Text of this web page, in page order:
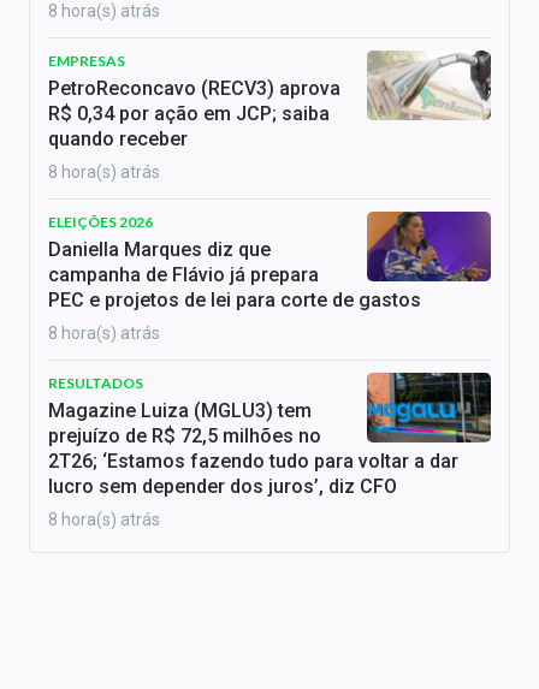
8 hora(s) atrás
EMPRESAS
PetroReconcavo (RECV3) aprova
R$ 0,34 por ação em JCP; saiba
quando receber
8 hora(s) atrás
ELEIÇÕES 2026
Daniella Marques diz que
campanha de Flávio já prepara
PEC e projetos de lei para corte de gastos
8 hora(s) atrás
RESULTADOS
Magazine Luiza (MGLU3) tem
prejuízo de R$ 72,5 milhões no
2T26; ‘Estamos fazendo tudo para voltar a dar
lucro sem depender dos juros’, diz CFO
8 hora(s) atrás